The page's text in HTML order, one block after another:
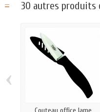
30 autres produits
‹